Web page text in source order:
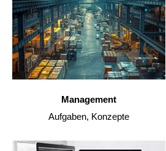
Management
Aufgaben, Konzepte